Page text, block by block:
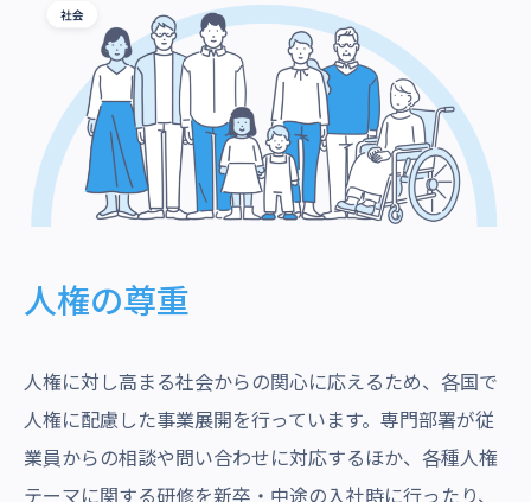
人権の尊重
人権に対し高まる社会からの関心に応えるため、各国で
人権に配慮した事業展開を行っています。専門部署が従
業員からの相談や問い合わせに対応するほか、各種人権
テーマに関する研修を新卒・中途の入社時に行ったり、